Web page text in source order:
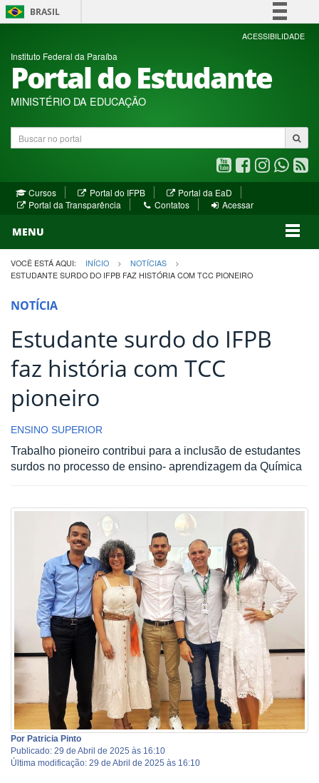
BRASIL
Simplifique!
Participe
ACESSIBILIDADE
Instituto Federal da Paraíba
Portal do Estudante
MINISTÉRIO DA EDUCAÇÃO
Buscar
no
Youtube
(abre
em
Facebook
(abre
Instagram
(abre
janela)
(abre
janela)
Cursos Portal do IFPB(abre
em
Portal da EaD
em
Portal da Transparência Contatos Acessar
MENU
VOCÊ ESTÁ AQUI: INÍCIO
NOTÍCIAS
ESTUDANTE SURDO DO IFPB FAZ HISTÓRIA COM TCC PIONEIRO
NOTÍCIA
Estudante surdo do IFPB
faz história com TCC
pioneiro
ENSINO SUPERIOR
Trabalho pioneiro contribui para a inclusão de estudantes
surdos no processo de ensino- aprendizagem da Química
Por Patricia Pinto
Publicado: 29 de Abril de 2025 às 16:10
Última modificação: 29 de Abril de 2025 às 16:10